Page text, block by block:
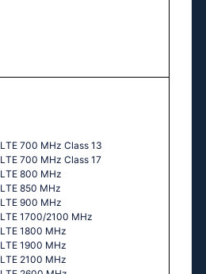
LТЕ 700 МНz Сlаss 13
LТЕ 700 МНz Сlаss 17
LТЕ 800 МНz
LТЕ 850 МНz
LТЕ 900 МНz
LТЕ 1700/2100 МНz
LТЕ 1800 МНz
LТЕ 1900 МНz
LТЕ 2100 МНz